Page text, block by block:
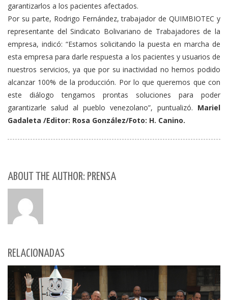
garantizarlos a los pacientes afectados.
Por su parte, Rodrigo Fernández, trabajador de QUIMBIOTEC y
representante del Sindicato Bolivariano de Trabajadores de la
empresa, indicó: “Estamos solicitando la puesta en marcha de
esta empresa para darle respuesta a los pacientes y usuarios de
nuestros servicios, ya que por su inactividad no hemos podido
alcanzar 100% de la producción. Por lo que queremos que con
este diálogo tengamos prontas soluciones para poder
garantizarle salud al pueblo venezolano”, puntualizó. Mariel
Gadaleta /Editor: Rosa González/Foto: H. Canino.
ABOUT THE AUTHOR: PRENSA
RELACIONADAS